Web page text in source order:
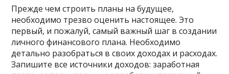
Прежде чем строить планы на будущее,
необходимо трезво оценить настоящее. Это
первый, и пожалуй, самый важный шаг в создании
личного финансового плана. Необходимо
детально разобраться в своих доходах и расходах.
Запишите все источники доходов: заработная